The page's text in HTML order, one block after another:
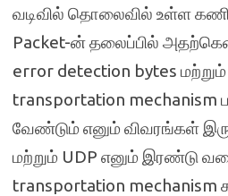
வடிவில் தொலைவில் உள்ள
Packet-ன் தலைப்பில்
error detection bytes
transportation mechanism
வேண்டும் எனும் விவரங்கள்
மற்றும் UDP எனும் இரண்டு
transportation mechanism